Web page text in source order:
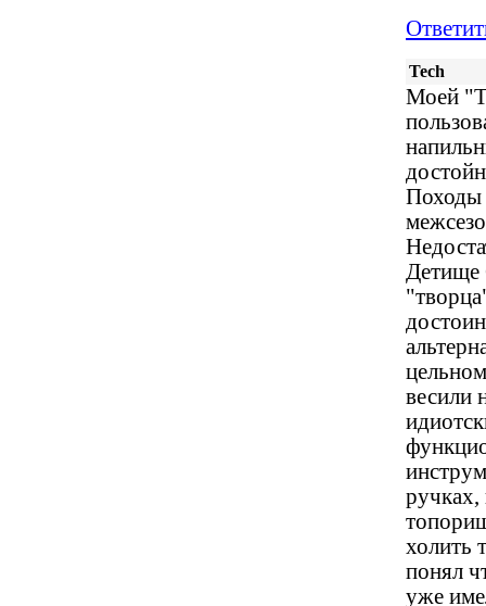
Tech
Моей
Походы
Детище
весили
ручках,
холить
понял
уже